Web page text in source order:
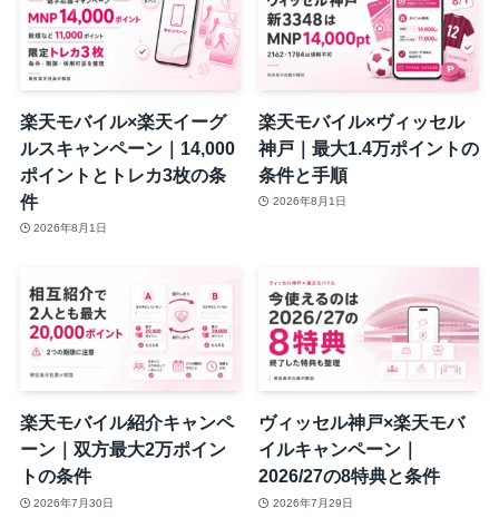
楽天モバイル×楽天イーグ
ルスキャンペーン｜14,000
ポイントとトレカ3枚の条
件
2026年8月1日
楽天モバイル×ヴィッセル
神戸｜最大1.4万ポイントの
条件と手順
2026年8月1日
楽天モバイル紹介キャンペ
ーン｜双方最大2万ポイン
トの条件
2026年7月30日
ヴィッセル神戸×楽天モバ
イルキャンペーン｜
2026/27の8特典と条件
2026年7月29日